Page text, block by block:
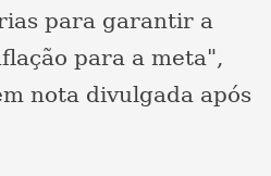
para garantir a
para a meta",
nota divulgada após